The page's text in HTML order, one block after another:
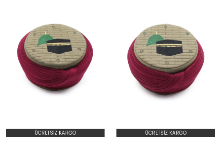
ÜCRETSIZ KARGO ÜCRETSIZ KARGO